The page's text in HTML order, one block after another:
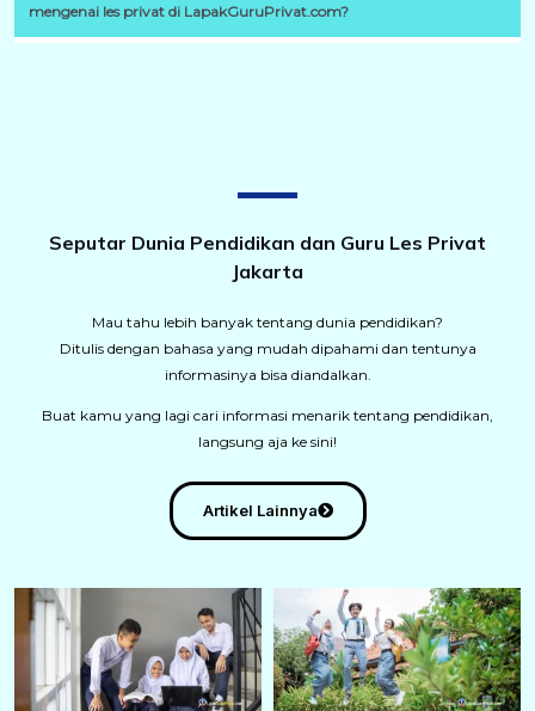
mengenai les privat di LapakGuruPrivat.com?
Seputar Dunia Pendidikan dan Guru Les Privat
Jakarta
Mau tahu lebih banyak tentang dunia pendidikan?
Ditulis dengan bahasa yang mudah dipahami dan tentunya
informasinya bisa diandalkan.
Buat kamu yang lagi cari informasi menarik tentang pendidikan,
langsung aja ke sini!
Artikel Lainnya